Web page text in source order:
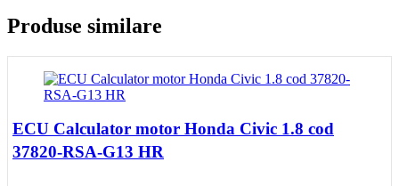
Produse similare
ECU Calculator motor Honda Civic 1.8 cod
37820-RSA-G13 HR